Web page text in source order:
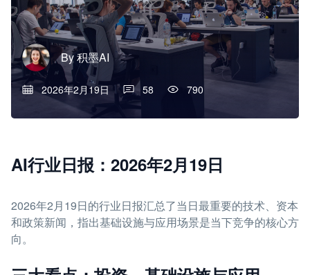
By积墨AI
2026年2月19日 58 790
AI行业日报：2026年2月19日
2026年2月19日的行业日报汇总了当日最重要的技术、资本
和政策新闻，指出基础设施与应用场景是当下竞争的核心方
向。